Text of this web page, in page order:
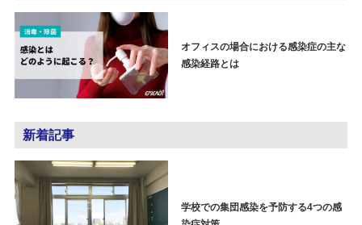
オフィスの場合における感染症の主な
感染経路とは
新着記事
学校での集団感染を予防する4つの感